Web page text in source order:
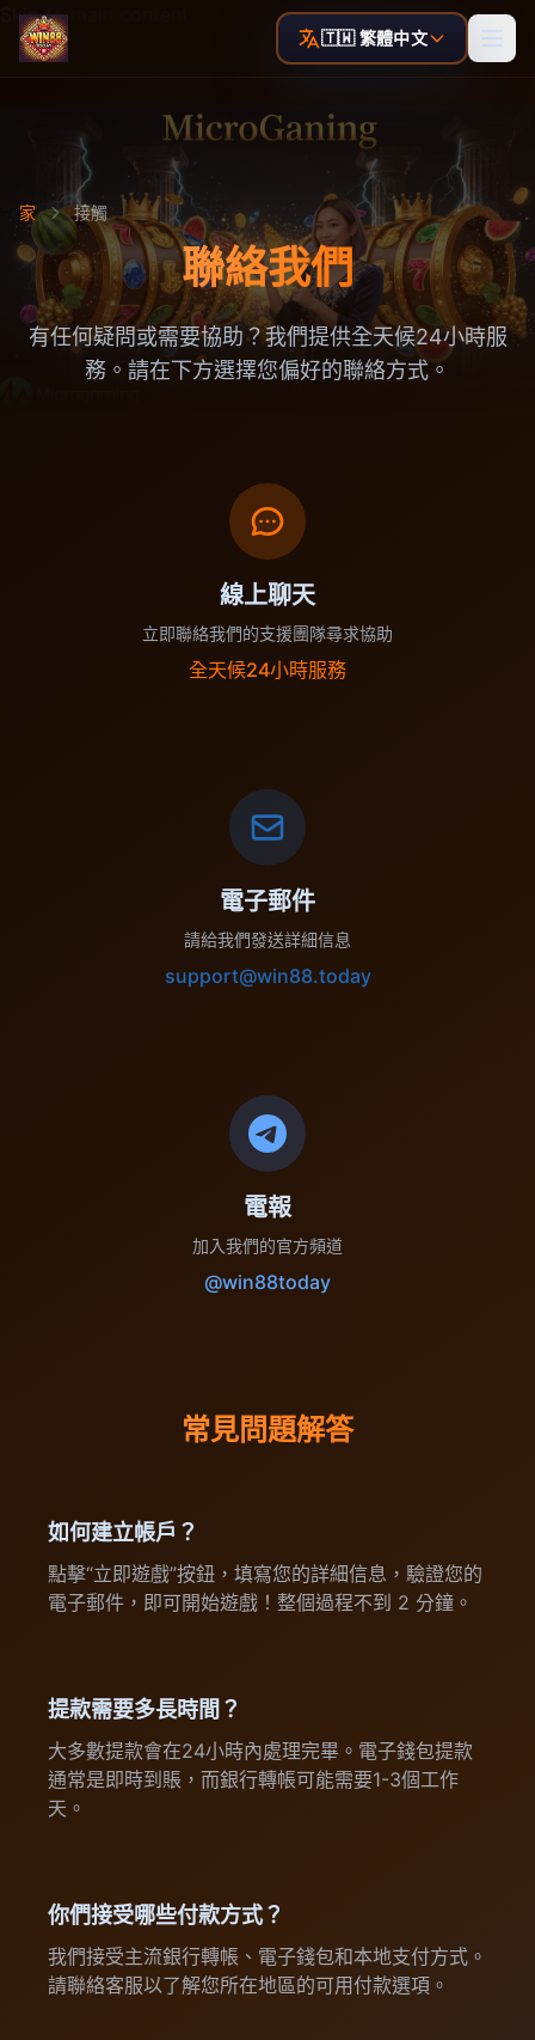
Skip to main content
🇹🇼 繁體中文
家 接觸
聯絡我們
有任何疑問或需要協助？我們提供全天候24小時服
務。請在下方選擇您偏好的聯絡方式。
線上聊天
立即聯絡我們的支援團隊尋求協助
全天候24小時服務
電子郵件
請給我們發送詳細信息
support@win88.today
電報
加入我們的官方頻道
@win88today
常見問題解答
如何建立帳戶？
點擊“立即遊戲”按鈕，填寫您的詳細信息，驗證您的
電子郵件，即可開始遊戲！整個過程不到 2 分鐘。
提款需要多長時間？
大多數提款會在24小時內處理完畢。電子錢包提款
通常是即時到賬，而銀行轉帳可能需要1-3個工作
天。
你們接受哪些付款方式？
我們接受主流銀行轉帳、電子錢包和本地支付方式。
請聯絡客服以了解您所在地區的可用付款選項。